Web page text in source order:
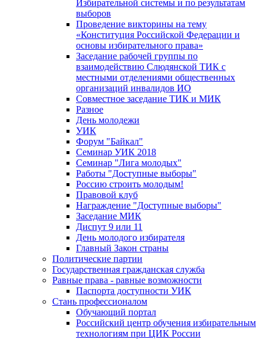
Избирательной системы и по результатам
выборов
Проведение викторины на тему
«Конституция Российской Федерации и
основы избирательного права»
Заседание рабочей группы по
взаимодействию Слюдянской ТИК с
местными отделениями общественных
организаций инвалидов ИО
Совместное заседание ТИК и МИК
Разное
День молодежи
УИК
Форум "Байкал"
Семинар УИК 2018
Семинар "Лига молодых"
Работы "Доступные выборы"
Россию строить молодым!
Правовой клуб
Награждение "Доступные выборы"
Заседание МИК
Диспут 9 или 11
День молодого избирателя
Главный Закон страны
Политические партии
Государственная гражданская служба
Равные права - равные возможности
Паспорта доступности УИК
Стань профессионалом
Обучающий портал
Российский центр обучения избирательным
технологиям при ЦИК России